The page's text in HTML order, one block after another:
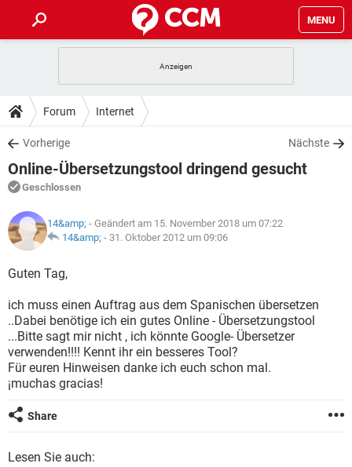
MENU
ANDROID
WINDOWS 10
WHATSAPP TIKTOK
FACEBOOK
TIPPS & TRICKS
SPIELE
WINDOWS 10
WHATSAPP
FACEBOOK HARDWARE
DOWNLOADS
SPIELE STREAMING
ANDROID
WINDOWS 10 INSTAGRAM
WHATSAPP
FACEBOOK
FORUM
SPIELE
ANDROID IOS
FACEBOOK HARDWARE
LEXIKON
SPIELE
ANDROID
WINDOWS 10 INSTAGRAM
WHATSAPP TIKTOK
FACEBOOK HARDWARE
Forum Internet
Vorherige Nächste
Online-Übersetzungstool dringend gesucht
Geschlossen
14&amp; - Geändert am 15. November 2018 um 07:22
14&amp; - 31. Oktober 2012 um 09:06
Guten Tag,
ich muss einen Auftrag aus dem Spanischen übersetzen
..Dabei benötige ich ein gutes Online - Übersetzungstool
...Bitte sagt mir nicht , ich könnte Google- Übersetzer
verwenden!!!! Kennt ihr ein besseres Tool?
Für euren Hinweisen danke ich euch schon mal.
¡muchas gracias!
Share
Lesen Sie auch: